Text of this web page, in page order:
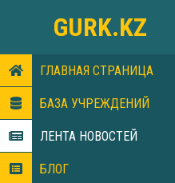
GURK.KZ
ГЛАВНАЯ СТРАНИЦА
БАЗА УЧРЕЖДЕНИЙ
ЛЕНТА НОВОСТЕЙ
БЛОГ